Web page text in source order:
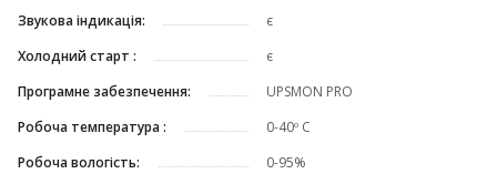
Звукова індикація:
є
Холодний старт :
є
Програмне забезпечення:
UPSMON PRO
Робоча температура :
0-40º C
Робоча вологість:
0-95%